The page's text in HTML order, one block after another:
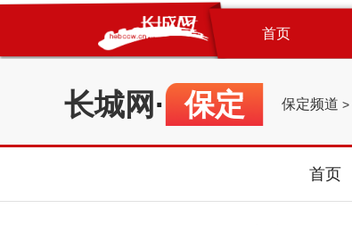
首页
长城网 · 保定 保定频道 >
首页